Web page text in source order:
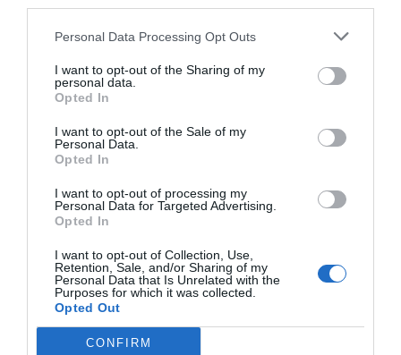
Personal Data Processing Opt Outs
I want to opt-out of the Sharing of my
personal data.
Opted In
I want to opt-out of the Sale of my
Personal Data.
Opted In
I want to opt-out of processing my
Personal Data for Targeted Advertising.
Opted In
I want to opt-out of Collection, Use,
Retention, Sale, and/or Sharing of my
Personal Data that Is Unrelated with the
Purposes for which it was collected.
Opted Out
CONFIRM
Recordando que Bilbao Ekinza pag ó
11,8 millones solo
Es inconcebible que con estas referencias aportadas ya
hace un año ningún partido político ni Fiscalía haya
denunciado el hecho: ¿presunta malversación de dinero
público?
Esta enorme e insólita diferencia entre lo que
aparentemente pago Bilbao, y las otras ciudades de salida
sospechosa parece pretender generar una factura abultada,
ficticia, que proporcionase centrifugaciones, es decir
trasiegos oscuros.